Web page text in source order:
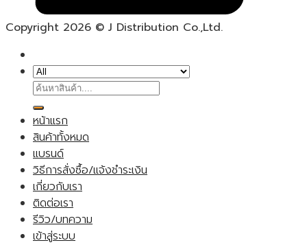
Copyright 2026 © J Distribution Co.,Ltd.
ค้นหา:
หน้าแรก
สินค้าทั้งหมด
แบรนด์
วิธีการสั่งซื้อ/แจ้งชำระเงิน
เกี่ยวกับเรา
ติดต่อเรา
รีวิว/บทความ
เข้าสู่ระบบ